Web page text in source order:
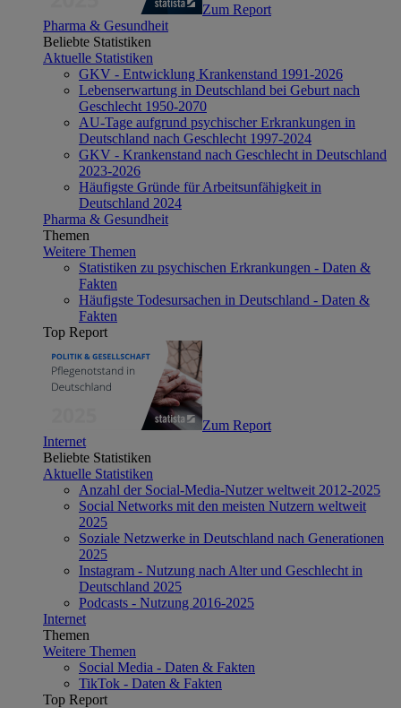
Zum Report
Pharma & Gesundheit
Beliebte Statistiken
Aktuelle Statistiken
GKV - Entwicklung Krankenstand 1991-2026
Lebenserwartung in Deutschland bei Geburt nach
Geschlecht 1950-2070
AU-Tage aufgrund psychischer Erkrankungen in
Deutschland nach Geschlecht 1997-2024
GKV - Krankenstand nach Geschlecht in Deutschland
2023-2026
Häufigste Gründe für Arbeitsunfähigkeit in
Deutschland 2024
Pharma & Gesundheit
Themen
Weitere Themen
Statistiken zu psychischen Erkrankungen - Daten &
Fakten
Häufigste Todesursachen in Deutschland - Daten &
Fakten
Top Report
Zum Report
Internet
Beliebte Statistiken
Aktuelle Statistiken
Anzahl der Social-Media-Nutzer weltweit 2012-2025
Social Networks mit den meisten Nutzern weltweit
2025
Soziale Netzwerke in Deutschland nach Generationen
2025
Instagram - Nutzung nach Alter und Geschlecht in
Deutschland 2025
Podcasts - Nutzung 2016-2025
Internet
Themen
Weitere Themen
Social Media - Daten & Fakten
TikTok - Daten & Fakten
Top Report